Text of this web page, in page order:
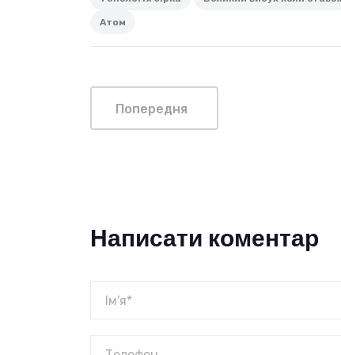
Атом
Попередня
Написати коментар